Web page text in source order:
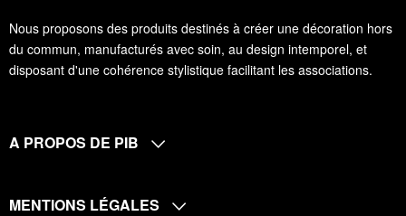
Nous proposons des produits destinés à créer une décoration hors
du commun, manufacturés avec soin, au design intemporel, et
disposant d'une cohérence stylistique facilitant les associations.
A PROPOS DE PIB
MENTIONS LÉGALES